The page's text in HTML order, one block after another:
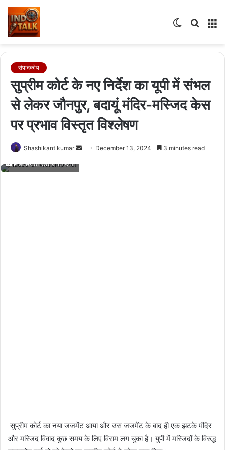
Search
Switch
संपादकीय
सुप्रीम कोर्ट के नए निर्देश का यूपी में संभल
से लेकर जौनपुर, बदायूं मंदिर-मस्जिद केस
पर प्रभाव विस्तृत विश्लेषण
Shashikant kumar
Send December 13, 2024 3 minutes read
Places of Worship Act
सुप्रीम कोर्ट का नया जजमेंट आया और उस जजमेंट के बाद ही एक झटके मंदिर
और मस्जिद विवाद कुछ समय के लिए विराम लग चुका है। युपी में मस्जिदों के विरुद्ध